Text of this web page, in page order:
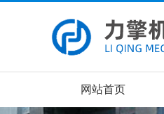
网站首页